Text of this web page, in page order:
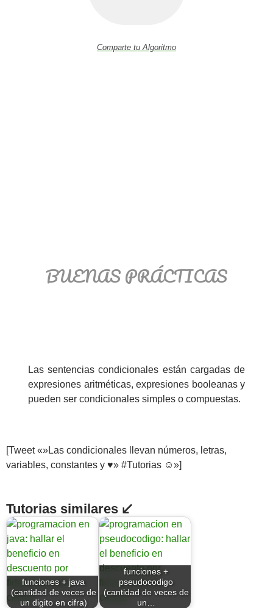
Comparte tu Algoritmo
BUENAS PRÁCTICAS
Las sentencias condicionales están cargadas de
expresiones aritméticas, expresiones booleanas y
pueden ser condicionales simples o compuestas.
[Tweet «»Las condicionales llevan números, letras,
variables, constantes y ♥» #Tutorias ☺»]
Tutorias similares ↙
funciones + java
(cantidad de veces de
un digito en cifra)
funciones +
pseudocodigo
(cantidad de veces de
un…